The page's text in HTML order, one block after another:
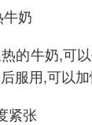
奶
的牛奶,可
服用,可以加
紧张